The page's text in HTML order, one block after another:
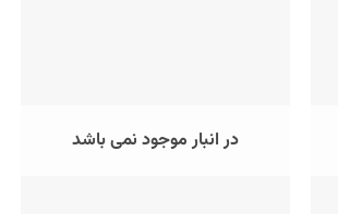
در انبار موجود نمی باشد